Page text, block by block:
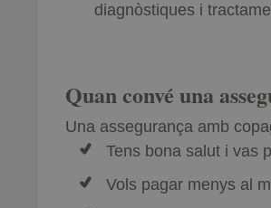
diagnòstiques i
Quan convé una
Una assegurança amb
Tens bona salut i vas
Vols pagar menys al